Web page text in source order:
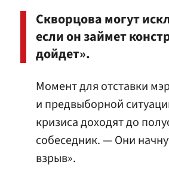
Скворцова могут
если он займет
дойдет».
Момент для отставки
и предвыборной
кризиса доходят до
собеседник. — Они
взрыв».